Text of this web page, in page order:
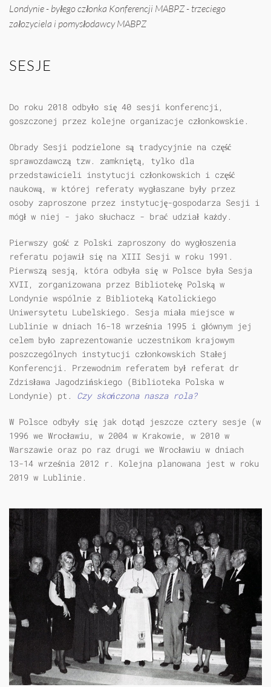
Londynie - byłego członka Konferencji MABPZ - trzeciego
załozyciela i pomysłodawcy MABPZ
SESJE
Do roku 2018 odbyło się 40 sesji konferencji,
goszczonej przez kolejne organizacje członkowskie.
Obrady Sesji podzielone są tradycyjnie na część
sprawozdawczą tzw. zamkniętą, tylko dla
przedstawicieli instytucji członkowskich i część
naukową, w której referaty wygłaszane były przez
osoby zaproszone przez instytucję-gospodarza Sesji i
mógł w niej - jako słuchacz - brać udział każdy.
Pierwszy gość z Polski zaproszony do wygłoszenia
referatu pojawił się na XIII Sesji w roku 1991.
Pierwszą sesją, która odbyła się w Polsce była Sesja
XVII, zorganizowana przez Bibliotekę Polską w
Londynie wspólnie z Biblioteką Katolickiego
Uniwersytetu Lubelskiego. Sesja miała miejsce w
Lublinie w dniach 16-18 września 1995 i głównym jej
celem było zaprezentowanie uczestnikom krajowym
poszczególnych instytucji członkowskich Stałej
Konferencji. Przewodnim referatem był referat dr
Zdzisława Jagodzińskiego (Biblioteka Polska w
Londynie) pt. Czy skończona nasza rola?
W Polsce odbyły się jak dotąd jeszcze cztery sesje (w
1996 we Wrocławiu, w 2004 w Krakowie, w 2010 w
Warszawie oraz po raz drugi we Wrocławiu w dniach
13-14 września 2012 r. Kolejna planowana jest w roku
2019 w Lublinie.